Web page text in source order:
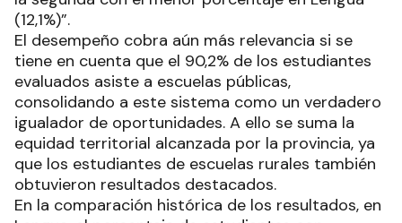
(12,1%)”.
El desempeño cobra aún más relevancia si se
tiene en cuenta que el 90,2% de los estudiantes
evaluados asiste a escuelas públicas,
consolidando a este sistema como un verdadero
igualador de oportunidades. A ello se suma la
equidad territorial alcanzada por la provincia, ya
que los estudiantes de escuelas rurales también
obtuvieron resultados destacados.
En la comparación histórica de los resultados, en